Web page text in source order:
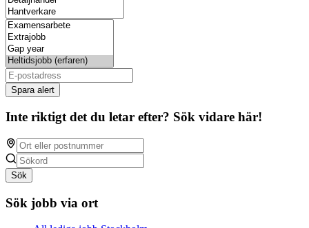
Spara alert
Inte riktigt det du letar efter? Sök vidare här!
Sök
Sök jobb via ort